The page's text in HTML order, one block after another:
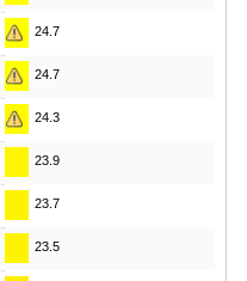
24.7
24.7
24.3
23.9
23.7
23.5